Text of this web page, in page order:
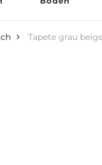
Tapete grau